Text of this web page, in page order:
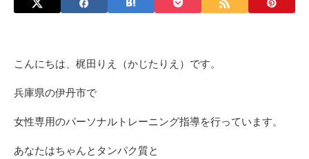
こんにちは、梶田りえ（かじたりえ）です。
兵庫県の伊丹市で
女性専用のパーソナルトレーニング指導を行っています。
あなたはちゃんとタンパク質と